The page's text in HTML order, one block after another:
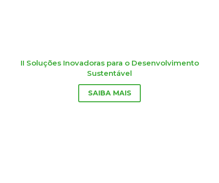
II Soluções Inovadoras para o Desenvolvimento
Sustentável
SAIBA MAIS